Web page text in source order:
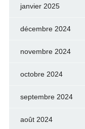
janvier 2025
décembre 2024
novembre 2024
octobre 2024
septembre 2024
août 2024